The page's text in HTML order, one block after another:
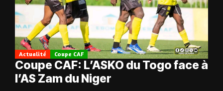
Actualité Coupe CAF
Coupe CAF: L’ASKO du Togo face à
l’AS Zam du Niger